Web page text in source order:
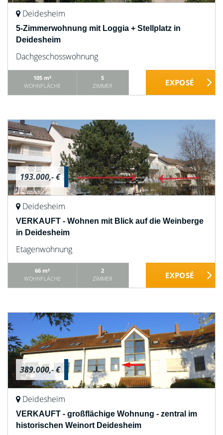
Deidesheim
5-Zimmerwohnung mit Loggia + Stellplatz in
Deidesheim
Dachgeschosswohnung
105 m²
WOHNFLÄCHE
5
ZIMMER
193.000,- €
Deidesheim
VERKAUFT - Wohnen mit Blick auf die Weinberge
in Deidesheim
Etagenwohnung
66 m²
WOHNFLÄCHE
2
ZIMMER
389.000,- €
Deidesheim
VERKAUFT - großflächige Wohnung - zentral im
historischen Weinort Deidesheim